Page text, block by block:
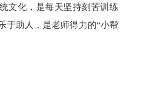
文化，是每天坚持刻苦训练
于助人，是老师得力的“小帮